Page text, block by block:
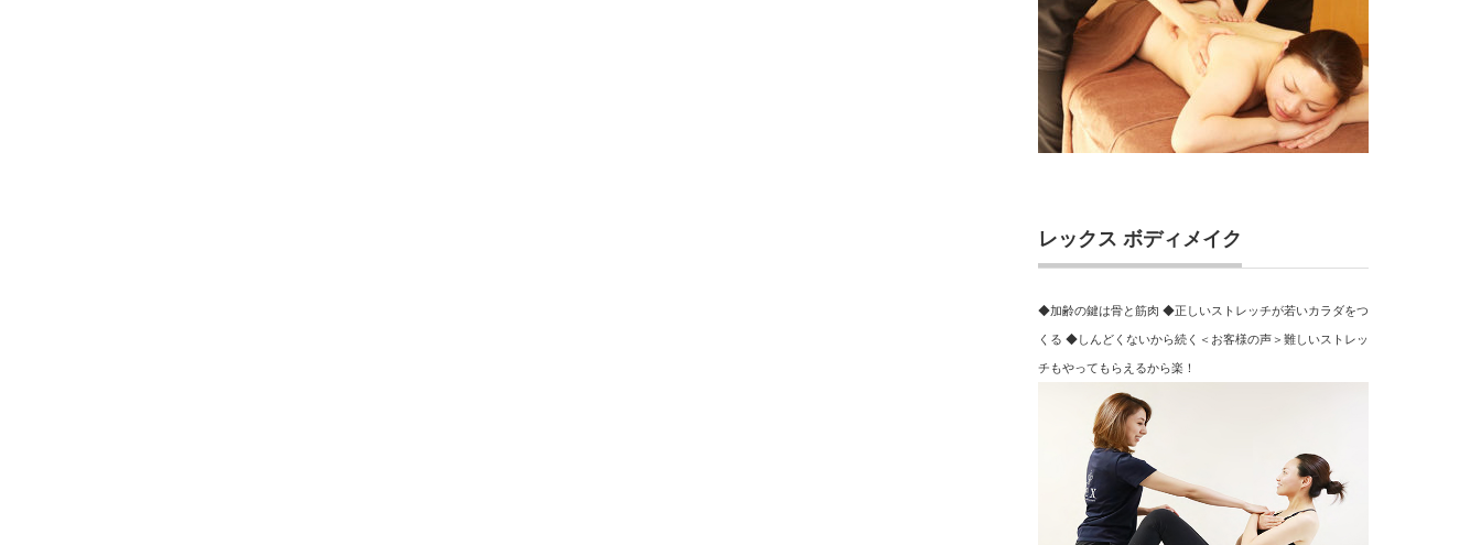
レックス ボディメイク
◆加齢の鍵は骨と筋肉 ◆正しいストレッチが若いカラダをつ
くる ◆しんどくないから続く＜お客様の声＞難しいストレッ
チもやってもらえるから楽！